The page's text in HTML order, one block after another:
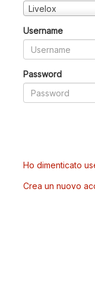
Livelox
Username
Password
Ho dimenticato
Crea un nuovo